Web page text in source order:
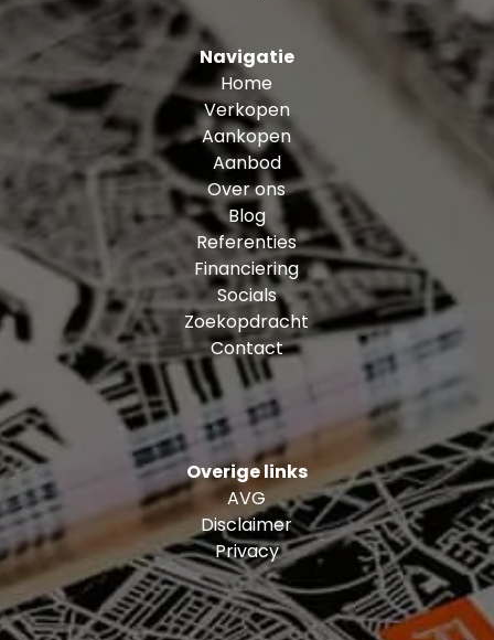
Navigatie
Home
Verkopen
Aankopen
Aanbod
Over ons
Blog
Referenties
Financiering
Socials
Zoekopdracht
Contact
Overige links
AVG
Disclaimer
Privacy